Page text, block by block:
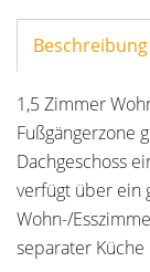
Beschreibung
1,5 Zimmer
Fußgängerzone
Dachgeschoss
verfügt über ein
Wohn-/
separater